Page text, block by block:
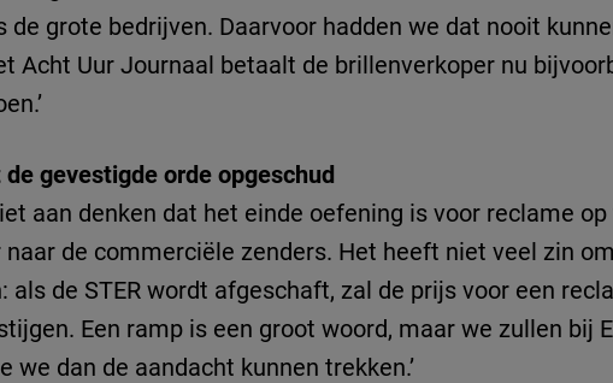
grote bedrijven. Daarvoor hadden we dat nooit
Acht Uur Journaal betaalt de brillenverkoper nu
gevestigde orde opgeschud
aan denken dat het einde oefening is voor reclame op
de commerciële zenders. Het heeft niet veel zin
als de STER wordt afgeschaft, zal de prijs voor een
Een ramp is een groot woord, maar we zullen bij
we dan de aandacht kunnen trekken.’